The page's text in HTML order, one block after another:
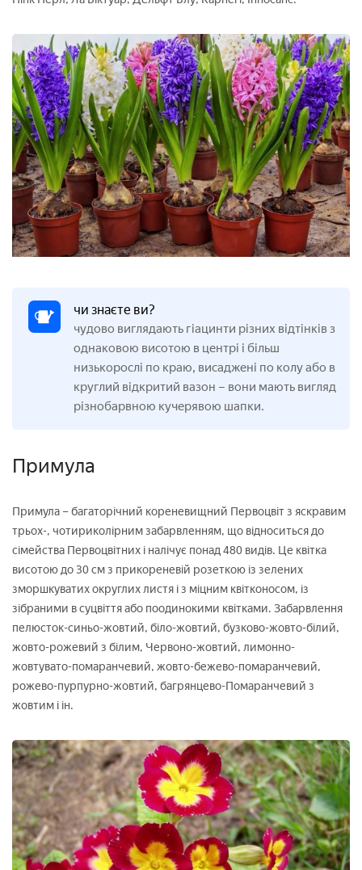
чи знаєте ви?
чудово виглядають гіацинти різних відтінків з
однаковою висотою в центрі і більш
низькорослі по краю, висаджені по колу або в
круглий відкритий вазон – вони мають вигляд
різнобарвною кучерявою шапки.
Примула
Примула – багаторічний кореневищний Первоцвіт з яскравим
трьох-, чотириколірним забарвленням, що відноситься до
сімейства Первоцвітних і налічує понад 480 видів. Це квітка
висотою до 30 см з прикореневій розеткою із зелених
зморшкуватих округлих листя і з міцним квітконосом, із
зібраними в суцвіття або поодинокими квітками. Забарвлення
пелюсток-синьо-жовтий, біло-жовтий, бузково-жовто-білий,
жовто-рожевий з білим, Червоно-жовтий, лимонно-
жовтувато-помаранчевий, жовто-бежево-помаранчевий,
рожево-пурпурно-жовтий, багрянцево-Помаранчевий з
жовтим і ін.